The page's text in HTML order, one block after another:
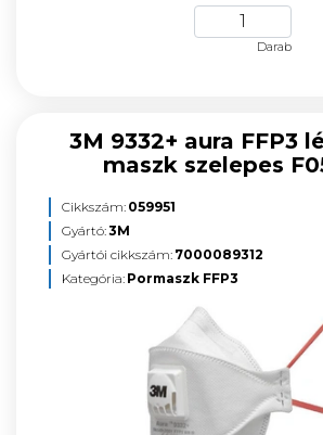
Darab
3M 9332+ aura FFP3
maszk szelepes
Cikkszám: 059951
Gyártó:3M
Gyártói cikkszám: 7000089312
Kategória: Pormaszk FFP3